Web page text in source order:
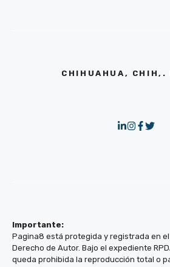
CHIHUAHUA, CHIH,.
Importante:
Pagina8 está protegida y registrada en
Derecho de Autor. Bajo el expediente
queda prohibida la reproducción total o